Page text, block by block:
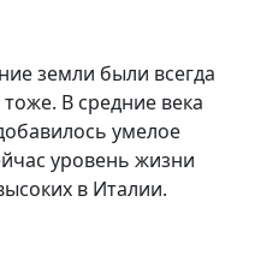
земли были всегда
В средние века
умелое
уровень жизни
в Италии.